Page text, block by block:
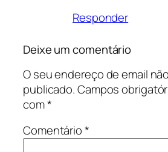
Responder
Deixe um comentário
O seu endereço de email
publicado.Campos
com*
Comentário*